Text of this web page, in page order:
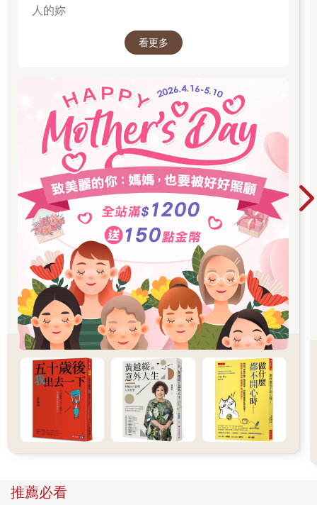
五分鐘才會經過的地方」這種事到底邏輯在哪裡。小學生的想像
最好的答案時，退而求其次硬連的那種無知，這種無知出於一種
求知的本能，有時頗富詩意。
還滿常一起玩，但都是她來我家，她媽媽不喜歡我去她家。我很
早就感覺出她媽媽不喜歡我。大人的敵意再明顯也不過，尤其當
你是個小孩，他不用跟你客氣的時候。當時我不知道為什麼，現
在我也不知道為什麼。
徐文芳跟我很不一樣，她學鋼琴，便服日會穿洋裝。她的頭髮總
是綁了很緊實的公主頭或馬尾，繫上蝴蝶結。總之就是露出整張
臉，絕不會有頭髮掉到臉頰旁或額頭上。如今聽到有人講鵝蛋臉
或雞蛋臉，我第一個想到就是小學時的徐文芳，那臉的形狀像顆
「閱」章蓋在我腦袋裡「蛋臉」一詞上。小學有一陣子我畫的人
臉都是先一個橢圓，然後在橢圓上半畫個麥當勞美人尖，畫的時
候也是想到徐文芳。
徐文芳的鋼琴彈得很好，我打電話找她玩五次會有三次遇到她媽
說：「今天不行，文芳要練琴。」後來我們漸漸不太一起玩了。
五年級第一天，我發現徐文芳跟我坐在同一個教室裡，她跟幾個
女生坐在一起，，顯然是她前一年同班的朋友。我跟她揮了揮
手，她假裝沒有看見。
升上五年級前的暑假，每天晚上睡前我都在告訴自己要改頭換
面，不是外表的改頭換面，而是我不要再當三四年級的我。被女
子團體討厭實在太辛苦了。四年級時班上好幾個女生組了一個叫
「兒童會」的組織，薛美琪是會長，每節下課她們都到女生廁所
開會，「兒童會」的存在宗旨只有一個，就是不讓我參加。一開
始我還不斷問薛美琪為什麼，後來她們經過主題是如何有效將外
掃區掃把擋在廁所門口防止我闖進去的五十次廁所會議後，在一
張作業紙上洋洋灑灑寫了十點我不能參加的原因。老實說我現在
當天回家我跟我媽說我想轉學。我媽躺在床上，一手拿著菸，一
人的妳
看更多
推薦必看